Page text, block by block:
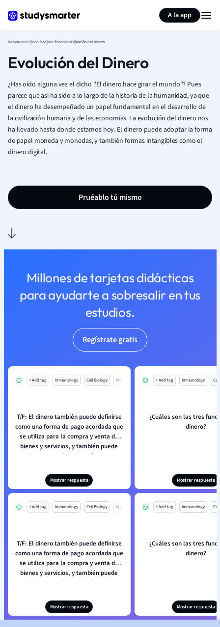
A la app
ResumenesEconomíaSector financieroEvolución del Dinero
Evolución del Dinero
¿Has oído alguna vez el dicho "El dinero hace girar el mundo"? Pues
parece que así ha sido a lo largo de la historia de la humanidad, ya que
el dinero ha desempeñado un papel fundamental en el desarrollo de
la civilización humana y de las economías. La evolución del dinero nos
ha llevado hasta donde estamos hoy. El dinero puede adoptar la forma
de papel moneda y monedas, y también formas intangibles como el
dinero digital.
Pruéablo tú mismo
Millones de tarjetas didácticas
para ayudarte a sobresalir en tus
estudios.
Regístrate gratis
+ Add tag Immunology Cell Biology Mo
T/F: El dinero también puede definirse
como una forma de pago acordada que
se utiliza para la compra y venta de
bienes y servicios, y también puede
utilizarse con fines de préstamo y
Mostrar respuesta
+ Add tag Immunology
¿Cuáles son las tres
dinero?
Mostrar respuesta
+ Add tag Immunology Cell Biology Mo
T/F: El dinero también puede definirse
como una forma de pago acordada que
se utiliza para la compra y venta de
bienes y servicios, y también puede
utilizarse con fines de préstamo y
Mostrar respuesta
+ Add tag Immunology
¿Cuáles son las tres
dinero?
Mostrar respuesta
Resumir página